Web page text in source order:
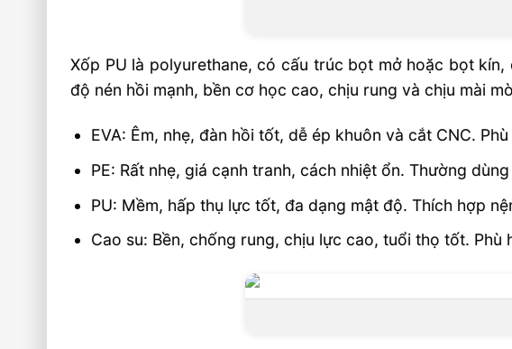
Xốp PU là polyurethane, có cấu trúc bọt mở hoặc bọt
độ nén hồi mạnh, bền cơ học cao, chịu rung và chịu mài
EVA: Êm, nhẹ, đàn hồi tốt, dễ ép khuôn và cắt CNC.
PE: Rất nhẹ, giá cạnh tranh, cách nhiệt ổn. Thường
PU: Mềm, hấp thụ lực tốt, đa dạng mật độ. Thích hợp
Cao su: Bền, chống rung, chịu lực cao, tuổi thọ tốt.